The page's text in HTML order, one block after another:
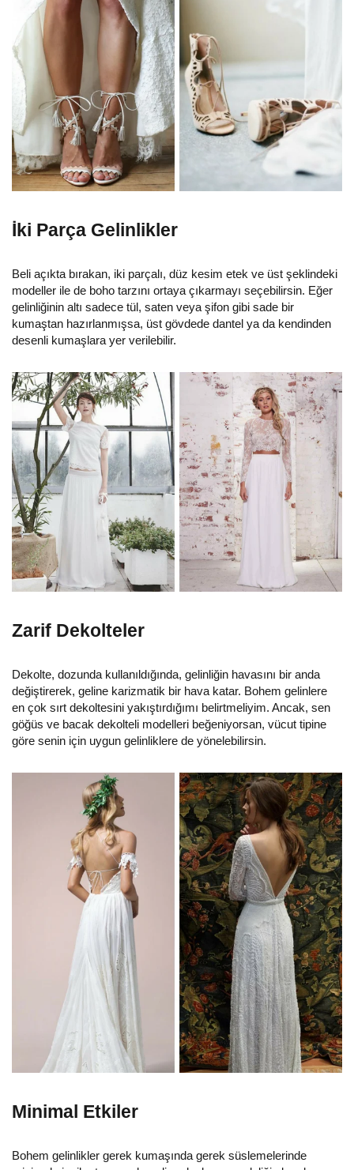
İki Parça Gelinlikler
Beli açıkta bırakan, iki parçalı, düz kesim etek ve üst şeklindeki
modeller ile de boho tarzını ortaya çıkarmayı seçebilirsin. Eğer
gelinliğinin altı sadece tül, saten veya şifon gibi sade bir
kumaştan hazırlanmışsa, üst gövdede dantel ya da kendinden
desenli kumaşlara yer verilebilir.
Zarif Dekolteler
Dekolte, dozunda kullanıldığında, gelinliğin havasını bir anda
değiştirerek, geline karizmatik bir hava katar. Bohem gelinlere
en çok sırt dekoltesini yakıştırdığımı belirtmeliyim. Ancak, sen
göğüs ve bacak dekolteli modelleri beğeniyorsan, vücut tipine
göre senin için uygun gelinliklere de yönelebilirsin.
Minimal Etkiler
Bohem gelinlikler gerek kumaşında gerek süslemelerinde